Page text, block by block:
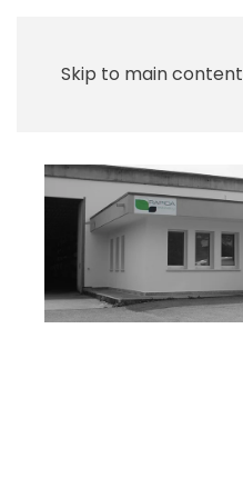
Skip to main content